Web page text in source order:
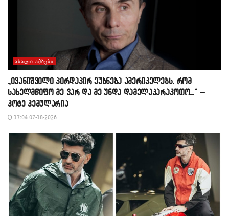
ᲐᲮᲐᲚᲘ ᲐᲛᲑᲔᲑᲘ
„ივანიშვილი პირდაპირ ეუბნება ამერიკელებს, რომ
სახელმწიფო მე ვარ და მე უნდა დამელაპარაკოთო…“ –
კოტე კემულარია
17:04 07-18-2026